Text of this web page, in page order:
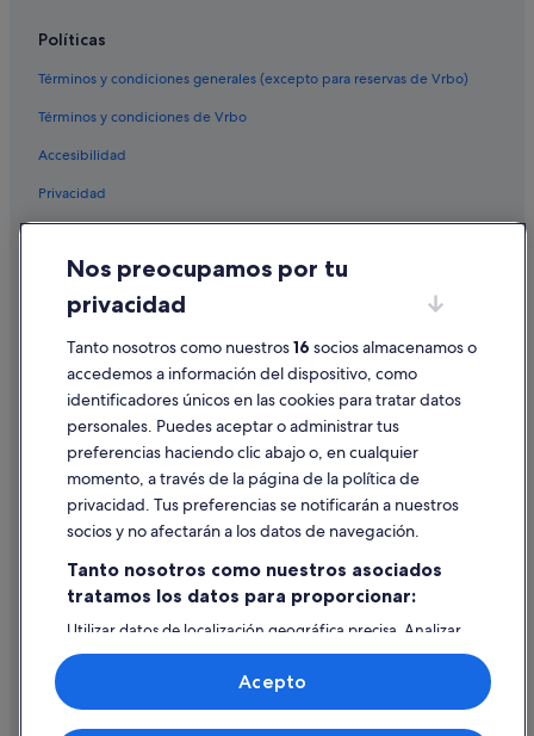
Hoteles de 3 estrellas en Atocha
Madrid hoteles
Hoteles de 3 estrellas en Madrid
Pensiones en Madrid
Hoteles cerca de Casino Gran Vía
Hoteles LGTBQIA en Madrid
Hoteles que aceptan mascotas en Madrid
Moteles en Madrid
Apartamentos en Madrid
Anantara hoteles en Madrid
Campings de caravanas en Comunidad de Madrid
Pensiones en Estación de metro Atocha-Renfe
Hoteles boutique en Distrito Centro de Madrid
Hoteles cerca de Teatro Lope de Vega
Políticas
Términos y condiciones generales (excepto para reservas de Vrbo)
Términos y condiciones de Vrbo
Accesibilidad
Privacidad
Condiciones de uso
Información legal/contacto
Pautas sobre el contenido y cómo denunciar contenido
Ayuda
Cancelar un vuelo
Cancelar una reserva de hotel o de un alquiler vacacional
Utilizar un cupón de Expedia
Documentos para viajes internacionales
Nos preocupamos por tu
privacidad
Tanto nosotros como nuestros16 socios almacenamos o
accedemos a información del dispositivo, como
identificadores únicos en las cookies para tratar datos
personales. Puedes aceptar o administrar tus
preferencias haciendo clic abajo o, en cualquier
momento, a través de la página de la política de
privacidad. Tus preferencias se notificarán a nuestros
socios y no afectarán a los datos de navegación.
Tanto nosotros como nuestros asociados
tratamos los datos para proporcionar:
Utilizar datos de localización geográfica precisa. Analizar
activamente las características del dispositivo para su
identificación. Almacenar la información en un dispositivo
y/o acceder a ella. Publicidad y contenido personalizados,
medición de publicidad y contenido, investigación de
audiencia y desarrollo de servicios.
Acepto